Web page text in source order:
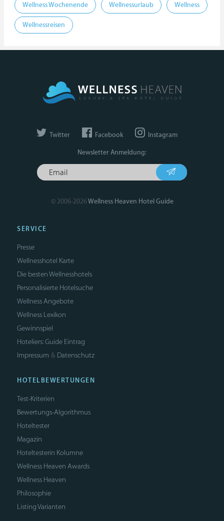
Wellness Wochenende Wellnessurlaub Wellness
Wellnessreisen
Twitter Facebook Instagram
Newsletter Anmeldung:
© 2006-2026Wellness Heaven Hotel Guide
SERVICE
Presse
Wellnesshotel Karte
Die besten Wellnesshotels
Personalisierte Hotelsuche
Wellness Angebote
Wellness Lexikon
Gewinnspiel
Hoteliers: Guide Eintrag
Impressum & Datenschutz
HOTELBEWERTUNGEN
Test-Kriterien
Bewertungs-Algorithmus
Hoteltester
Magazin
Hoteltesterin Kolumne
Wellness Heaven Awards
Wellness Heaven
Philosophie
Listing Varianten